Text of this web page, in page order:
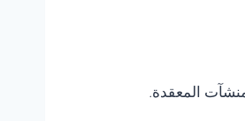
المعقدة.